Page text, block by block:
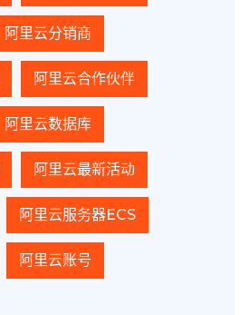
阿里云分销商
阿里云合作伙伴
阿里云数据库
阿里云最新活动
阿里云服务器ECS
阿里云账号